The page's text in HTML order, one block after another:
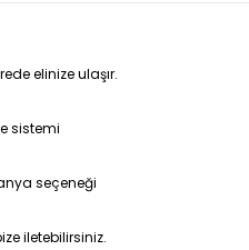
elinize ulaşır.
sistemi
seçeneği
iletebilirsiniz.